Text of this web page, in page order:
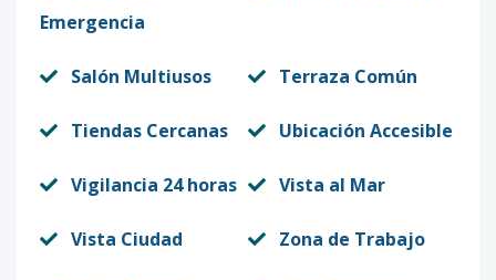
Emergencia
Salón Multiusos Terraza Común
Tiendas Cercanas Ubicación Accesible
Vigilancia 24 horas Vista al Mar
Vista Ciudad Zona de Trabajo